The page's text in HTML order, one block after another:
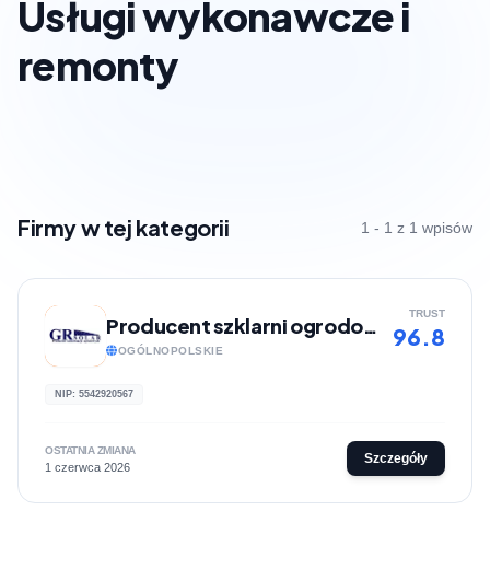
Usługi wykonawcze i
remonty
Firmy w tej kategorii 1 - 1 z 1 wpisów
Producent szklarni ogrodowych GR-Solar
OGÓLNOPOLSKIE
TRUST
96.8
NIP: 5542920567
OSTATNIA ZMIANA
1 czerwca 2026
Szczegóły